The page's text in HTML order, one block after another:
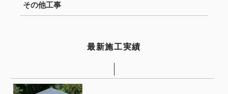
その他工事
最新施工実績